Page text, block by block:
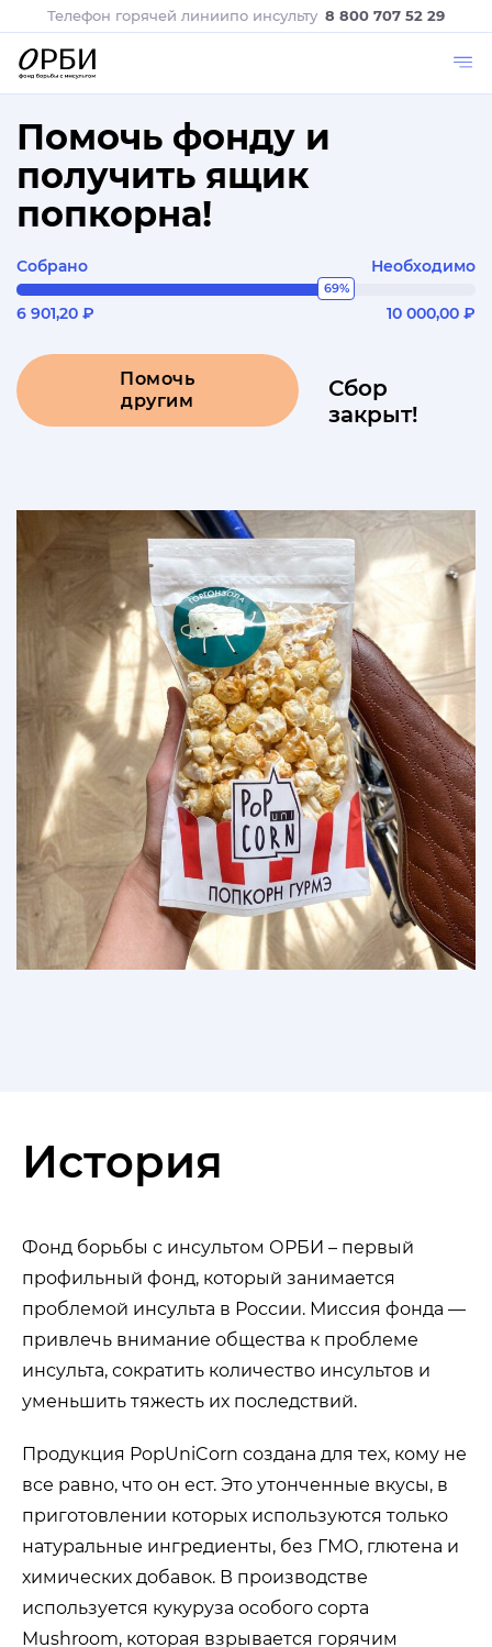
Телефон горячей линиипо инсульту 8 800 707 52 29
Помочь фонду и
получить ящик
попкорна!
Собрано Необходимо
69%
6 901,20 ₽ 10 000,00 ₽
Помочь
другим
Сбор
закрыт!
История
Фонд борьбы с инсультом ОРБИ – первый
профильный фонд, который занимается
проблемой инсульта в России. Миссия фонда —
привлечь внимание общества к проблеме
инсульта, сократить количество инсультов и
уменьшить тяжесть их последствий.
Продукция PopUniCorn создана для тех, кому не
все равно, что он ест. Это утонченные вкусы, в
приготовлении которых используются только
натуральные ингредиенты, без ГМО, глютена и
химических добавок. В производстве
используется кукуруза особого сорта
Mushroom, которая взрывается горячим